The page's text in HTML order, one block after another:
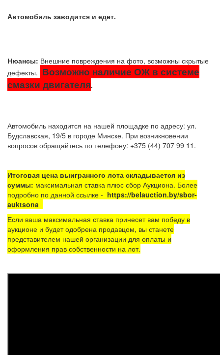
Автомобиль заводится и едет.
Нюансы: Внешние повреждения на фото, возможны скрытые
дефекты. Возможно наличие ОЖ в системе
смазки двигателя.
Автомобиль находится на нашей площадке по адресу: ул.
Будславская, 19/5 в городе Минске. При возникновении
вопросов обращайтесь по телефону: +375 (44) 707 99 11.
Итоговая цена выигранного лота складывается из
суммы: максимальная ставка плюс сбор Аукциона. Более
подробно по данной ссылке - https://belauction.by/sbor-
auktsona
Если ваша максимальная ставка принесет вам победу в
аукционе и будет одобрена продавцом, вы станете
представителем нашей организации для оплаты и
оформления прав собственности на лот.